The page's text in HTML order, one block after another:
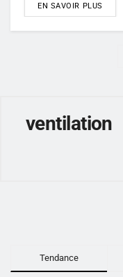
EN SAVOIR PLUS
ventilation
Tendance